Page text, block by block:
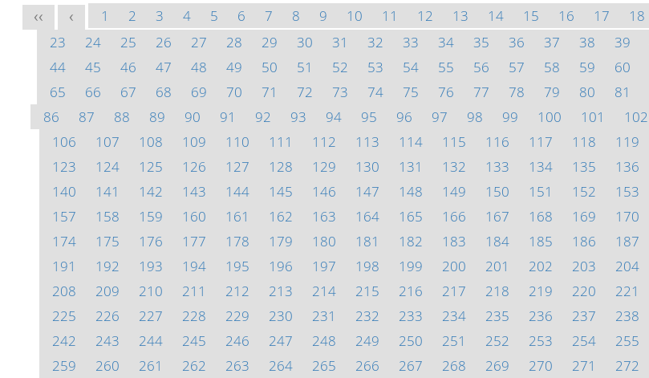
<< < 1 2 3 4 5 6 7 8 9 10 11 12 13 14 15 16 17 18
23
24 25 26 27 28 29 30 31 32 33 34 35 36 37 38 39
44
45 46 47 48 49 50 51 52 53 54 55 56 57 58 59 60
65
66 67 68 69 70 71 72 73 74 75 76 77 78 79 80 81
86
87 88 89 90 91 92 93 94 95 96 97 98 99 100 101 102
106
107 108 109 110 111 112 113 114 115 116 117 118 119
123
124 125 126 127 128 129 130 131 132 133 134 135 136
140
141 142 143 144 145 146 147 148 149 150 151 152 153
157
158 159 160 161 162 163 164 165 166 167 168 169 170
174
175 176 177 178 179 180 181 182 183 184 185 186 187
191
192 193 194 195 196 197 198 199 200 201 202 203 204
208
209 210 211 212 213 214 215 216 217 218 219 220 221
225
226 227 228 229 230 231 232 233 234 235 236 237 238
242
243 244 245 246 247 248 249 250 251 252 253 254 255
259
260 261 262 263 264 265 266 267 268 269 270 271 272